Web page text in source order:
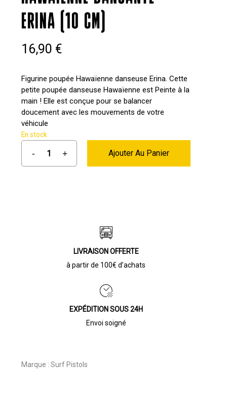
ERINA (10 CM)
16,90 €
Figurine poupée Hawaïenne danseuse Erina. Cette
petite poupée danseuse Hawaïenne est Peinte à la
main ! Elle est conçue pour se balancer
doucement avec les mouvements de votre
véhicule
En stock
Ajouter Au Panier
LIVRAISON OFFERTE
à partir de 100€ d’achats
EXPÉDITION SOUS 24H
Envoi soigné
Marque : Surf Pistols